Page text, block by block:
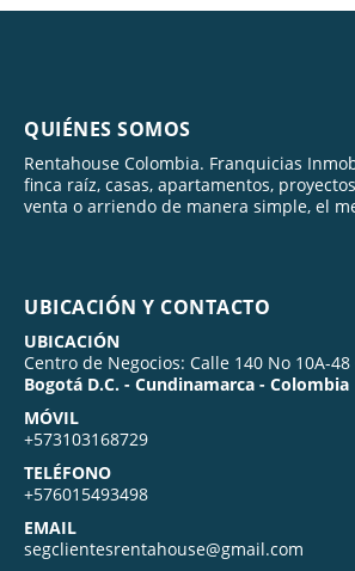
QUIÉNES SOMOS
Rentahouse Colombia. Franquicias
finca raíz, casas, apartamentos,
venta o arriendo de manera simple, el
UBICACIÓN Y CONTACTO
UBICACIÓN
Centro de Negocios: Calle 140 No 10A-
Bogotá D.C. - Cundinamarca - Colombia
MÓVIL
+573103168729
TELÉFONO
+576015493498
EMAIL
segclientesrentahouse@gmail.com